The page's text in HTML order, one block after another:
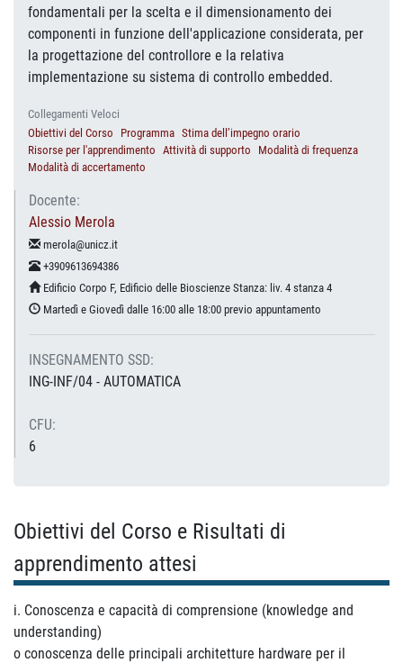
fondamentali per la scelta e il dimensionamento dei
componenti in funzione dell'applicazione considerata, per
la progettazione del controllore e la relativa
implementazione su sistema di controllo embedded.
Collegamenti Veloci
Obiettivi del Corso
Programma Stima dell’impegno orario
Risorse per l'apprendimento Attività di supporto
Modalità di frequenza
Modalità di accertamento
Docente:
Alessio Merola
merola@unicz.it
+3909613694386
Edificio Corpo F, Edificio delle Bioscienze Stanza: liv. 4 stanza 4
Martedì e Giovedì dalle 16:00 alle 18:00 previo appuntamento
INSEGNAMENTO SSD:
ING-INF/04 - AUTOMATICA
CFU:
6
Obiettivi del Corso e Risultati di
apprendimento attesi
i. Conoscenza e capacità di comprensione (knowledge and
understanding)
o conoscenza delle principali architetture hardware per il